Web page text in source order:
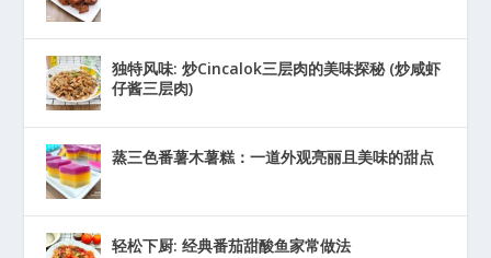
独特风味: 炒Cincalok三层肉的美味探秘 (炒咸虾
仔酱三层肉)
蒸三色番薯木薯糕：一道外观亮丽且美味的甜点
轻松下厨: 经典番茄甜酸鱼家常做法